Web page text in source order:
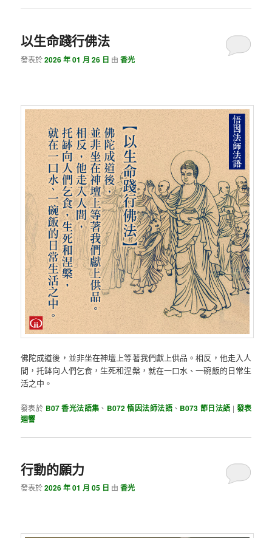
以生命踐行佛法
發表於2026 年 01 月 26 日 由香光
佛陀成道後，並非坐在神壇上等著我們獻上供品。相反，他走入人
間，托缽向人們乞食，生死和涅槃，就在一口水、一碗飯的日常生
活之中。
發表於 B07 香光法語集 、 B072 悟因法師法語 、 B073 節日法語 | 發表
迴響
行動的願力
發表於2026 年 01 月 05 日 由香光